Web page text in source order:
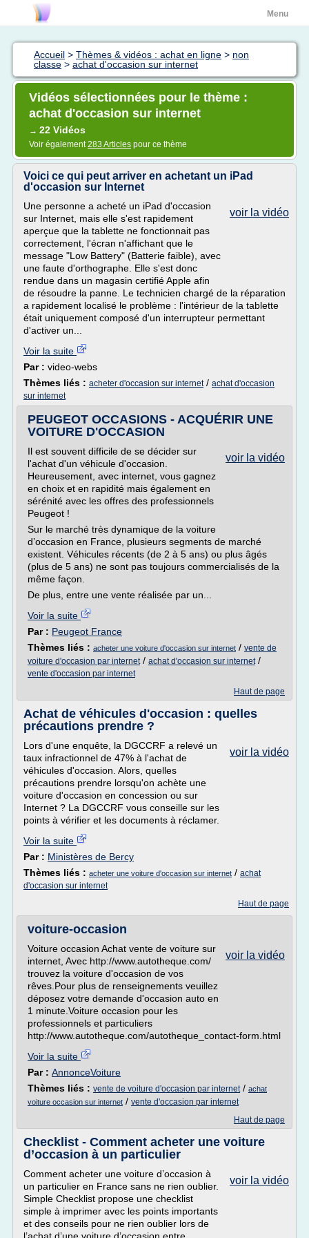
Menu
Accueil > Thèmes & vidéos : achat en ligne > non
classe > achat d'occasion sur internet
Vidéos sélectionnées pour le thème :
achat d'occasion sur internet
→ 22 Vidéos
Voir également283 Articles pour ce thème
Voici ce qui peut arriver en achetant un iPad
d'occasion sur Internet
voir la vidéo
Une personne a acheté un iPad d'occasion
sur Internet, mais elle s'est rapidement
aperçue que la tablette ne fonctionnait pas
correctement, l'écran n'affichant que le
message "Low Battery" (Batterie faible), avec
une faute d'orthographe. Elle s'est donc
rendue dans un magasin certifié Apple afin
de résoudre la panne. Le technicien chargé de la réparation
a rapidement localisé le problème : l'intérieur de la tablette
était uniquement composé d'un interrupteur permettant
d'activer un...
Voir la suite
Par : video-webs
Thèmes liés : acheter d'occasion sur internet/ achat d'occasion
sur internet
PEUGEOT OCCASIONS - ACQUÉRIR UNE
VOITURE D'OCCASION
voir la vidéo
Il est souvent difficile de se décider sur
l'achat d'un véhicule d'occasion.
Heureusement, avec internet, vous gagnez
en choix et en rapidité mais également en
sérénité avec les offres des professionnels
Peugeot !
Sur le marché très dynamique de la voiture
d’occasion en France, plusieurs segments de marché
existent. Véhicules récents (de 2 à 5 ans) ou plus âgés
(plus de 5 ans) ne sont pas toujours commercialisés de la
même façon.
De plus, entre une vente réalisée par un...
Voir la suite
Par : Peugeot France
Thèmes liés : acheter une voiture d'occasion sur internet / vente de
voiture d'occasion par internet/ achat d'occasion sur internet/
vente d'occasion par internet
Haut de page
Achat de véhicules d'occasion : quelles
précautions prendre ?
voir la vidéo
Lors d'une enquête, la DGCCRF a relevé un
taux infractionnel de 47% à l'achat de
véhicules d'occasion. Alors, quelles
précautions prendre lorsqu'on achète une
voiture d'occasion en concession ou sur
Internet ? La DGCCRF vous conseille sur les
points à vérifier et les documents à réclamer.
Voir la suite
Par : Ministères de Bercy
Thèmes liés : acheter une voiture d'occasion sur internet / achat
d'occasion sur internet
Haut de page
voiture-occasion
voir la vidéo
Voiture occasion Achat vente de voiture sur
internet, Avec http://www.autotheque.com/
trouvez la voiture d'occasion de vos
rêves.Pour plus de renseignements veuillez
déposez votre demande d'occasion auto en
1 minute.Voiture occasion pour les
professionnels et particuliers
http://www.autotheque.com/autotheque_contact-form.html
Voir la suite
Par : AnnonceVoiture
Thèmes liés : vente de voiture d'occasion par internet/ achat
voiture occasion sur internet / vente d'occasion par internet
Haut de page
Checklist - Comment acheter une voiture
d’occasion à un particulier
voir la vidéo
Comment acheter une voiture d’occasion à
un particulier en France sans ne rien oublier.
Simple Checklist propose une checklist
simple à imprimer avec les points importants
et des conseils pour ne rien oublier lors de